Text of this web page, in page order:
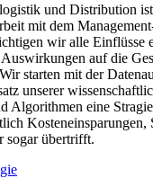
und Distribution ist
mit dem
wir alle Einflüsse
auf die
starten mit der
unserer
Algorithmen eine
Kosteneinsparungen,
sogar übertrifft.